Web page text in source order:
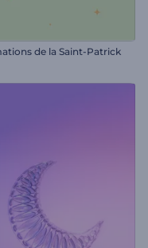
de la Saint-Patrick